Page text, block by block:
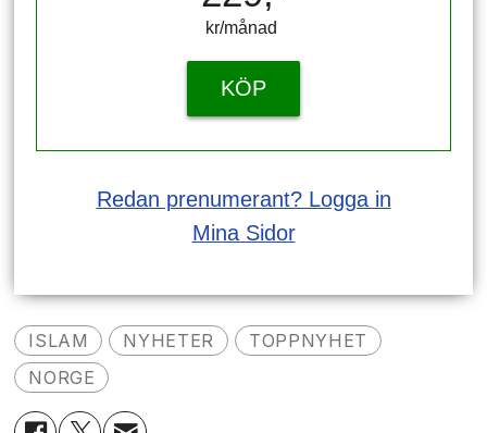
kr/månad ​​​​​​
KÖP
Redan prenumerant? Logga in
Mina Sidor
ISLAM NYHETER
TOPPNYHET
NORGE